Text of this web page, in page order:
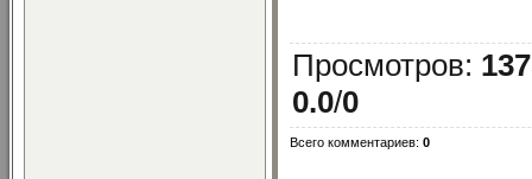
Просмотров:
0.0/0
Всего комментариев: 0